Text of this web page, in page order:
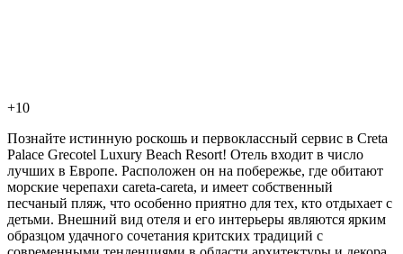
+10
Познайте истинную роскошь и первоклассный сервис в Creta
Palace Grecotel Luxury Beach Resort! Отель входит в число
лучших в Европе. Расположен он на побережье, где обитают
морские черепахи сareta-careta, и имеет собственный
песчаный пляж, что особенно приятно для тех, кто отдыхает с
детьми. Внешний вид отеля и его интерьеры являются ярким
образцом удачного сочетания критских традиций с